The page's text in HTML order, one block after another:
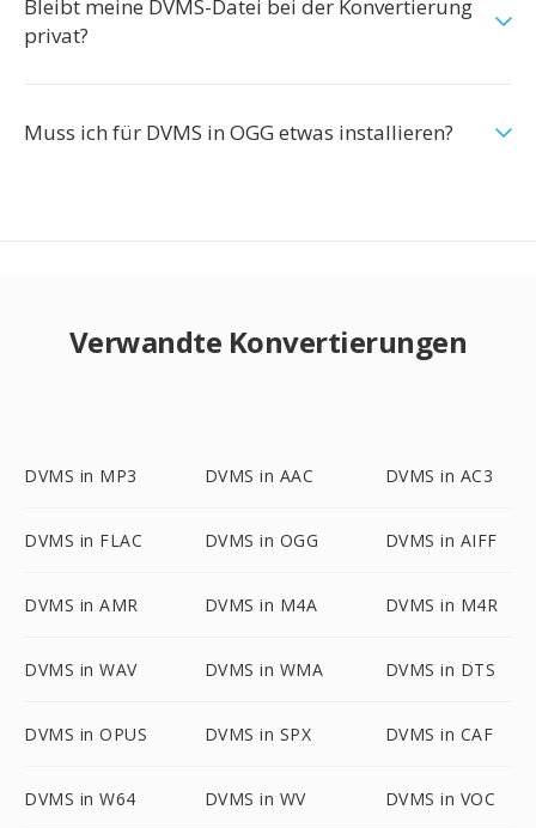
Bleibt meine DVMS-Datei bei der Konvertierung
privat?
Muss ich für DVMS in OGG etwas installieren?
Verwandte Konvertierungen
DVMS in MP3 DVMS in AAC DVMS in AC3
DVMS in FLAC DVMS in OGG DVMS in AIFF
DVMS in AMR DVMS in M4A DVMS in M4R
DVMS in WAV DVMS in WMA DVMS in DTS
DVMS in OPUS DVMS in SPX DVMS in CAF
DVMS in W64 DVMS in WV DVMS in VOC